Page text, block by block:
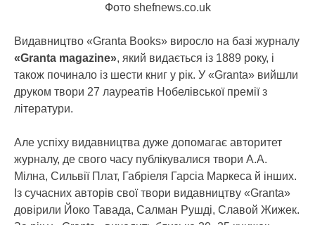
Фото shefnews.co.uk
Видавництво «Granta Books» виросло на базі журналу
«Granta magazine», який видається із 1889 року, і
також починало із шести книг у рік. У «Granta» вийшли
друком твори 27 лауреатів Нобелівської премії з
літератури.
Але успіху видавництва дуже допомагає авторитет
журналу, де свого часу публікувалися твори А.А.
Мілна, Сильвії Плат, Габріеля Гарсіа Маркеса й інших.
Із сучасних авторів свої твори видавництву «Granta»
довірили Йоко Тавада, Салман Рушді, Славой Жижек.